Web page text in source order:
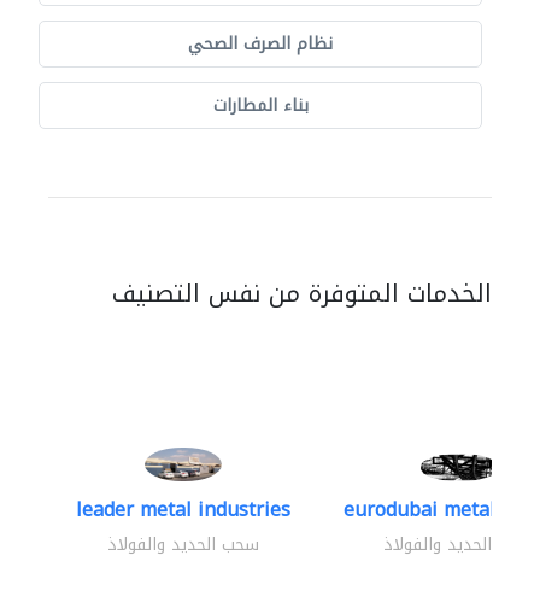
نظام الصرف الصحي
بناء المطارات
الخدمات المتوفرة من نفس التصنيف
leader metal industries
سحب الحديد والفولاذ
eurodubai metal
سحب الحديد والفولاذ